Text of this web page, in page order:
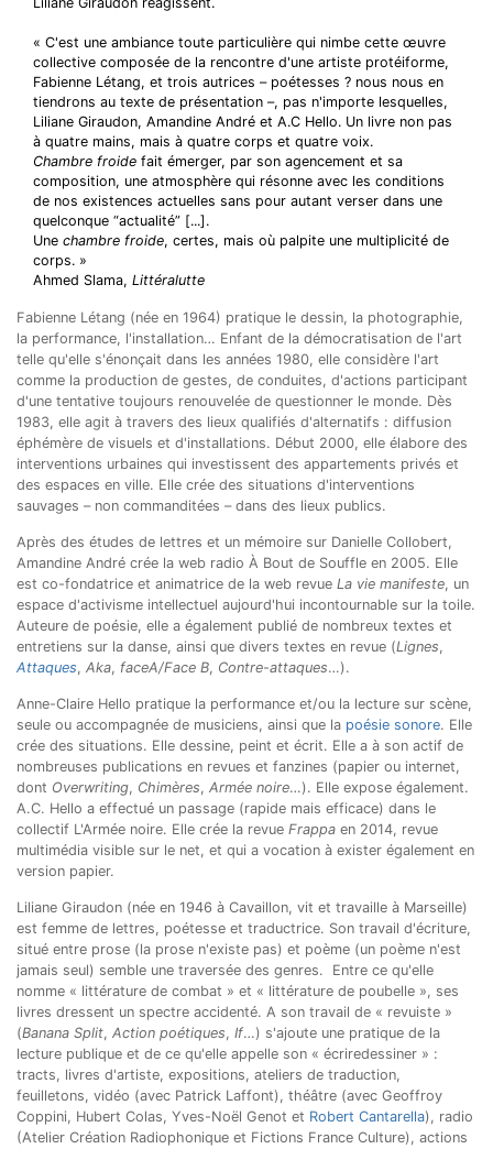
« C'est une ambiance toute particulière qui nimbe cette œuvre
collective composée de la rencontre d'une artiste protéiforme,
Fabienne Létang, et trois autrices – poétesses ? nous nous en
tiendrons au texte de présentation –, pas n'importe lesquelles,
Liliane Giraudon, Amandine André et A.C Hello. Un livre non pas
à quatre mains, mais à quatre corps et quatre voix.
Chambre froide fait émerger, par son agencement et sa
composition, une atmosphère qui résonne avec les conditions
de nos existences actuelles sans pour autant verser dans une
quelconque “actualité” [...].
Une chambre froide, certes, mais où palpite une multiplicité de
corps. »
Ahmed Slama, Littéralutte
Fabienne Létang (née en 1964) pratique le dessin, la photographie,
la performance, l'installation… Enfant de la démocratisation de l'art
telle qu'elle s'énonçait dans les années 1980, elle considère l'art
comme la production de gestes, de conduites, d'actions participant
d'une tentative toujours renouvelée de questionner le monde. Dès
1983, elle agit à travers des lieux qualifiés d'alternatifs : diffusion
éphémère de visuels et d'installations. Début 2000, elle élabore des
interventions urbaines qui investissent des appartements privés et
des espaces en ville. Elle crée des situations d'interventions
sauvages – non commanditées – dans des lieux publics.
Après des études de lettres et un mémoire sur Danielle Collobert,
Amandine André crée la web radio À Bout de Souffle en 2005. Elle
est co-fondatrice et animatrice de la web revue La vie manifeste, un
espace d'activisme intellectuel aujourd'hui incontournable sur la toile.
Auteure de poésie, elle a également publié de nombreux textes et
entretiens sur la danse, ainsi que divers textes en revue (Lignes,
Attaques, Aka, faceA/Face B, Contre-attaques…).
Anne-Claire Hello pratique la performance et/ou la lecture sur scène,
seule ou accompagnée de musiciens, ainsi que la poésie sonore. Elle
crée des situations. Elle dessine, peint et écrit. Elle a à son actif de
nombreuses publications en revues et fanzines (papier ou internet,
dont Overwriting, Chimères, Armée noire…). Elle expose également.
A.C. Hello a effectué un passage (rapide mais efficace) dans le
collectif L'Armée noire. Elle crée la revue Frappa en 2014, revue
multimédia visible sur le net, et qui a vocation à exister également en
version papier.
Liliane Giraudon (née en 1946 à Cavaillon, vit et travaille à Marseille)
est femme de lettres, poétesse et traductrice. Son travail d'écriture,
situé entre prose (la prose n'existe pas) et poème (un poème n'est
jamais seul) semble une traversée des genres. Entre ce qu'elle
nomme « littérature de combat » et « littérature de poubelle », ses
livres dressent un spectre accidenté. A son travail de « revuiste »
(Banana Split, Action poétiques, If…) s'ajoute une pratique de la
lecture publique et de ce qu'elle appelle son « écriredessiner » :
tracts, livres d'artiste, expositions, ateliers de traduction,
feuilletons, vidéo (avec Patrick Laffont), théâtre (avec Geoffroy
Coppini, Hubert Colas, Yves-Noël Genot et Robert Cantarella), radio
(Atelier Création Radiophonique et Fictions France Culture), actions